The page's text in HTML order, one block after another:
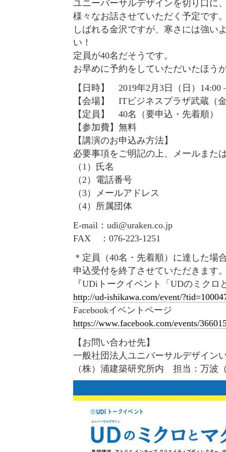
ユニーバーサルデザインを切り口に
様々なお話させていただく予定です
しばれる金沢ですが、寒さには強い
い！
定員が40名だそうです。
お早めに予約をしていただいたほう
【日時】 2019年2月3日（日）14:00
【会場】 ITビジネスプラザ武蔵（
【定員】 40名（要申込・先着順）
【参加費】無料
【講演のお申込み方法】
必要事項をご明記の上、メールまた
（1）氏名
（2）電話番号
（3）メールアドレス
（4）所属団体
E-mail：udi@uraken.co.jp
FAX ：076-223-1251
＊定員（40名・先着順）に達した場
申込受付を終了させていただきます
『UDiトークイベント「UDのミクロ
http://ud-ishikawa.com/event/
Facebookイベントページ
https://www.facebook.com/events/
【お問い合わせ先】
一般社団法人ユニバーサルデザイン
（株）浦建築研究所内 担当：万波